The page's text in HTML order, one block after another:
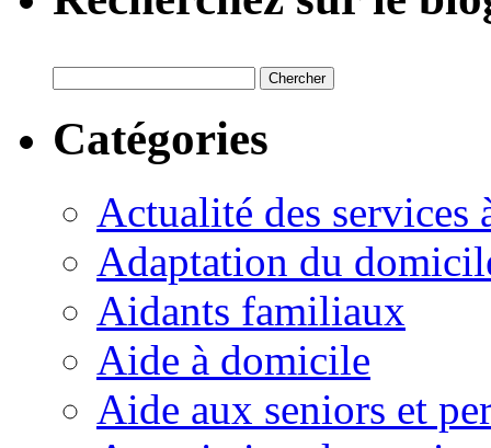
Catégories
Actualité des services
Adaptation du
Aidants familiaux
Aide à domicile
Aide aux seniors et